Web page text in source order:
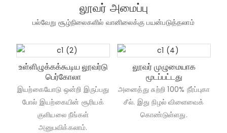
லூவர் அமைப்பு
பல்வேறு சூழ்நிலைகளில் வானிலைக்கு பயன்படுத்தலாம்
உள்ளிழுக்கக்கூடிய லூவர்டு
பெர்கோலா
இயற்கையோடு ஒன்றி இருப்பது
போல் இயற்கையின் சூரியக்
குளியலை நீங்கள்
அனுபவிக்கலாம்.
லூவர் முழுமையாக
மூடப்பட்டது
அனைத்து சுற்றி 100% நீர்ப்புகா
சீல். இது நிழல் விளைவைக்
கொண்டுள்ளது.